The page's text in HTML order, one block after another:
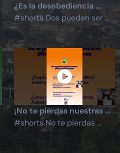
¿Es la desobediencia ...
#shorts Dos pueden ser ...
¡No te pierdas nuestras ...
#shorts No te pierdas ...